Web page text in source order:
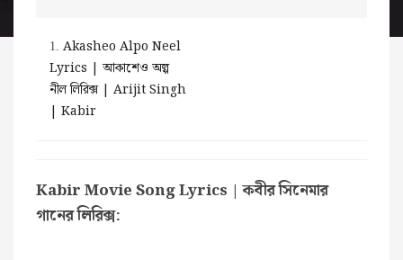
About us
1. Akasheo Alpo Neel
Lyrics | আকাশেও অল্প
নীল লিরিক্স | Arijit Singh
| Kabir
Kabir Movie Song Lyrics | কবীর সিনেমার
গানের লিরিক্স: